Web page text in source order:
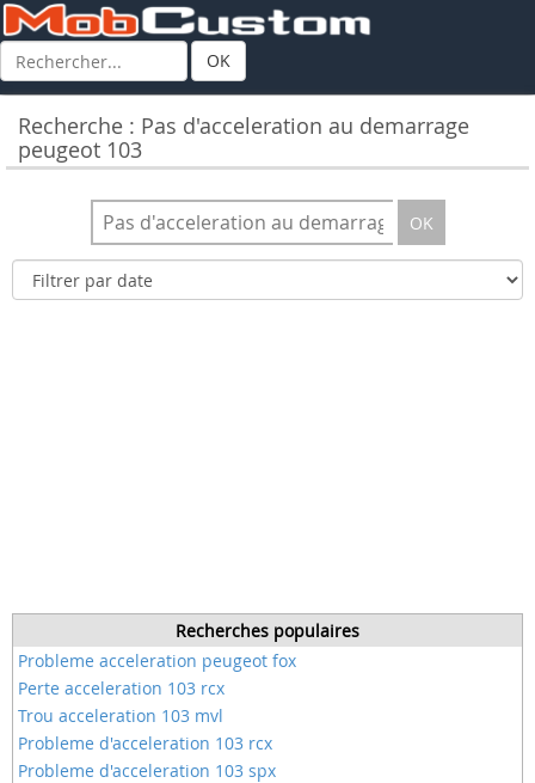
OK
Recherche : Pas d'acceleration au demarrage
peugeot 103
OK
Recherches populaires
Probleme acceleration peugeot fox
Perte acceleration 103 rcx
Trou acceleration 103 mvl
Probleme d'acceleration 103 rcx
Probleme d'acceleration 103 spx